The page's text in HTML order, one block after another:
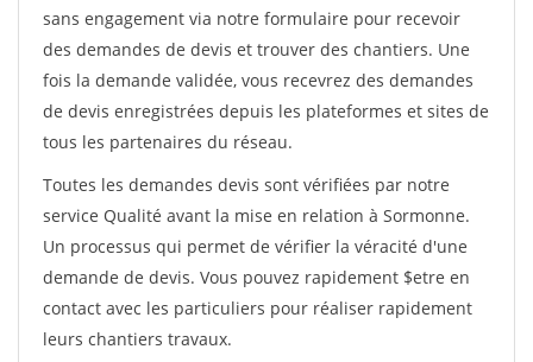
sans engagement via notre formulaire pour recevoir
des demandes de devis et trouver des chantiers. Une
fois la demande validée, vous recevrez des demandes
de devis enregistrées depuis les plateformes et sites de
tous les partenaires du réseau.
Toutes les demandes devis sont vérifiées par notre
service Qualité avant la mise en relation à Sormonne.
Un processus qui permet de vérifier la véracité d'une
demande de devis. Vous pouvez rapidement $etre en
contact avec les particuliers pour réaliser rapidement
leurs chantiers travaux.